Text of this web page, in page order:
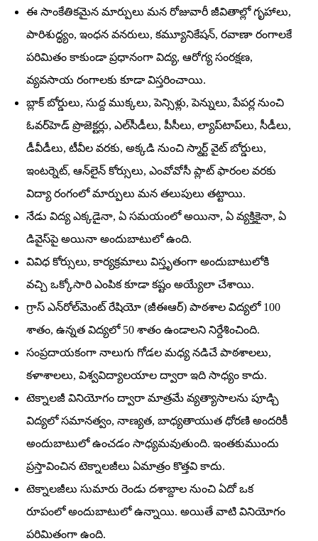
ఈ సాంకేతికమైన మార్పులు మన రోజువారీ జీవితాల్లో గృహాలు,
పారిశుద్ధ్యం, ఇంధన వనరులు, కమ్యూనికేషన్‌, రవాణా రంగాలకే
పరిమితం కాకుండా ప్రధానంగా విద్య, ఆరోగ్య సంరక్షణ,
వ్యవసాయ రంగాలకు కూడా విస్తరించాయి.
బ్లాక్‌ బోర్డులు, సుద్ద ముక్కలు, పెన్సిళ్లు, పెన్నులు, పేపర్ల నుంచి
ఓవర్‌హెడ్‌ ప్రొజెక్టర్లు, ఎల్‌సీడీలు, పీసీలు, ల్యాప్‌టాప్‌లు, సీడీలు,
డీవీడీలు, టీవీల వరకు, అక్కడి నుంచి స్మార్ట్‌ వైట్‌ బోర్డులు,
ఇంటర్నెట్‌, ఆన్‌లైన్‌ కోర్సులు, ఎంవోవోసీ ప్లాట్‌ ఫారంల వరకు
విద్యా రంగంలో మార్పులు మన తలుపులు తట్టాయి.
నేడు విద్య ఎక్కడైనా, ఏ సమయంలో అయినా, ఏ వ్యక్తికైనా, ఏ
డివైస్‌పై అయినా అందుబాటులో ఉంది.
వివిధ కోర్సులు, కార్యక్రమాలు విస్తృతంగా అందుబాటులోకి
వచ్చి ఒక్కోసారి ఎంపిక కూడా కష్టం అయ్యేలా చేశాయి.
గ్రాస్‌ ఎన్‌రోల్‌మెంట్‌ రేషియో (జీఈఆర్‌) పాఠశాల విద్యలో 100
శాతం, ఉన్నత విద్యలో 50 శాతం ఉండాలని నిర్దేశించింది.
సంప్రదాయకంగా నాలుగు గోడల మధ్య నడిచే పాఠశాలలు,
కళాశాలలు, విశ్వవిద్యాలయాల ద్వారా ఇది సాధ్యం కాదు.
టెక్నాలజీ వినియోగం ద్వారా మాత్రమే వ్యత్యాసాలను పూడ్చి
విద్యలో సమానత్వం, నాణ్యత, బాధ్యతాయుత ధోరణి అందరికీ
అందుబాటులో ఉంచడం సాధ్యమవుతుంది. ఇంతకుముందు
ప్రస్తావించిన టెక్నాలజీలు ఏమాత్రం కొత్తవి కాదు.
టెక్నాలజీలు సుమారు రెండు దశాబ్దాల నుంచి ఏదో ఒక
రూపంలో అందుబాటులో ఉన్నాయి. అయితే వాటి వినియోగం
పరిమితంగా ఉంది.